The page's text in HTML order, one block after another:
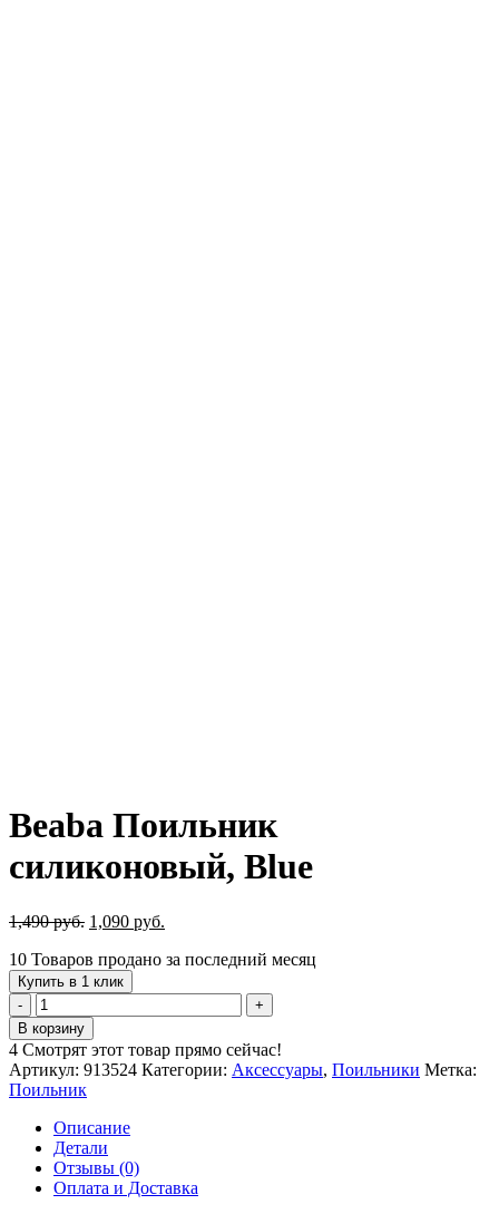
Beaba Поильник
силиконовый, Blue
1,490руб. Первоначальная
составляла
1,490 руб..
1,090 руб.
1,090 руб..
10 Товаров продано за последний месяц
Купить в 1 клик
Количество
товара
Beaba
Поильник
силиконовый,
Blue
В корзину
4 Смотрят этот товар прямо сейчас!
Артикул: 913524 Категории: Аксессуары, Поильники Метка:
Поильник
Описание
Детали
Отзывы (0)
Оплата и Доставка